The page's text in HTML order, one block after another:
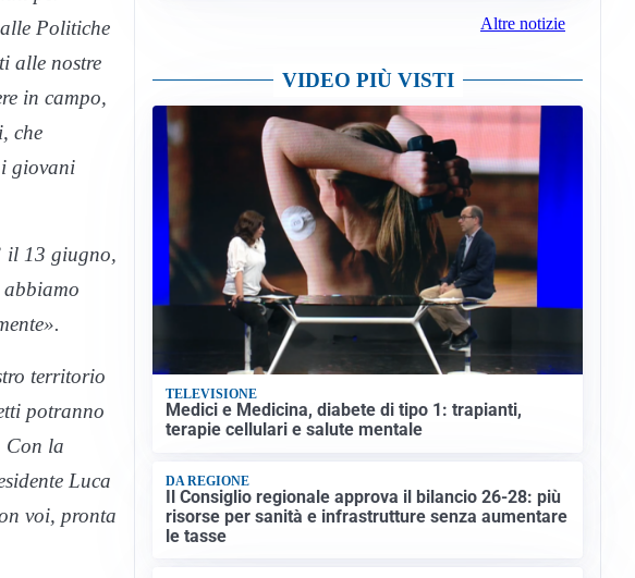
Politiche
alle nostre
in campo,
che
giovani
il 13 giugno,
territorio
potranno
Con la
Luca
voi, pronta
Altre notizie
VIDEO PIÙ VISTI
TELEVISIONE
Medici e Medicina, diabete di tipo 1: trapianti,
terapie cellulari e salute mentale
DA REGIONE
Il Consiglio regionale approva il bilancio 26-28: più
risorse per sanità e infrastrutture senza aumentare
le tasse